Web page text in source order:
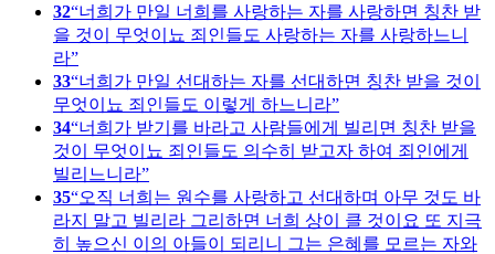
32 너희가 만일 너희를 사랑하는 자를 사랑하면 칭찬 받
을 것이 무엇이뇨 죄인들도 사랑하는 자를 사랑하느니
라
33 너희가 만일 선대하는 자를 선대하면 칭찬 받을 것이
무엇이뇨 죄인들도 이렇게 하느니라
34 너희가 받기를 바라고 사람들에게 빌리면 칭찬 받을
것이 무엇이뇨 죄인들도 의수히 받고자 하여 죄인에게
빌리느니라
35 오직 너희는 원수를 사랑하고 선대하며 아무 것도 바
라지 말고 빌리라 그리하면 너희 상이 클 것이요 또 지극
히 높으신 이의 아들이 되리니 그는 은혜를 모르는 자와